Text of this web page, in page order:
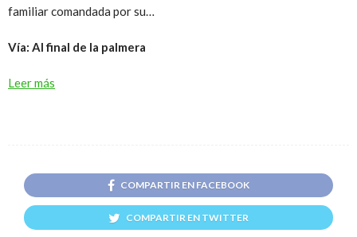
familiar comandada por su…
Vía: Al final de la palmera
Leer más
COMPARTIR EN FACEBOOK
COMPARTIR EN TWITTER